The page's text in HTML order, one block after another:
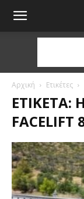
Αρχική Ετικέτες
ΕΤΙΚΈΤΑ:
FACELIFT